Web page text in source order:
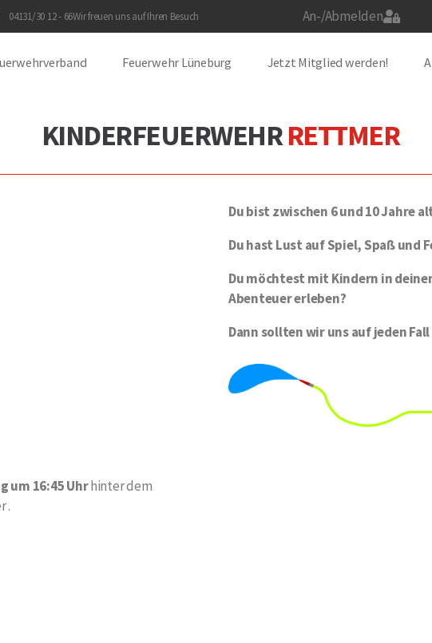
04131/30 12 - 66Wir freuen uns auf Ihren Besuch An-/Abmelden
Feuerwehr Lüneburg Jetzt Mitglied werden!
KINDERFEUERWEHRRETTMER
Du bist zwischen 6 und 10 Jahre
Du hast Lust auf Spiel, Spaß und
Du möchtest mit Kindern in
Abenteuer erleben?
Dann sollten wir uns auf jeden
um 16:45 Uhrhinter dem
.